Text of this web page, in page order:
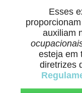
Esses
auxiliam
esteja em
diretrizes